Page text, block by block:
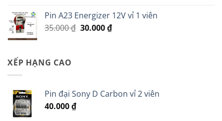
18.000 ₫. là:
14.000 ₫.
Pin A23 Energizer 12V vỉ 1 viên
35.000₫ Giá
30.000₫Giá
XẾP HẠNG CAO
Pin đại Sony D Carbon vỉ 2 viên
40.000₫